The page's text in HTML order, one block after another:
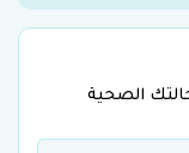
الصحية